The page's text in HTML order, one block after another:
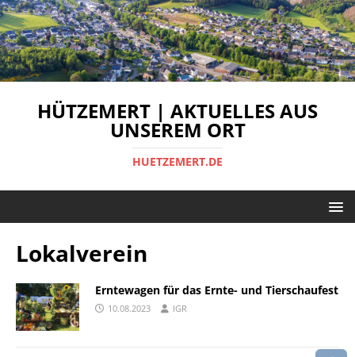
HÜTZEMERT | AKTUELLES AUS
UNSEREM ORT
HUETZEMERT.DE
Lokalverein
Erntewagen für das Ernte- und Tierschaufest
10.08.2023 IGR